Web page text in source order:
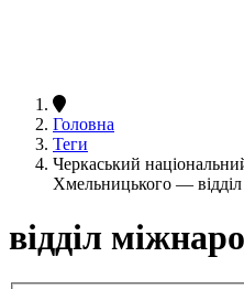
Головна
Теги
Черкаський
Хмельницького — відділ
відділ